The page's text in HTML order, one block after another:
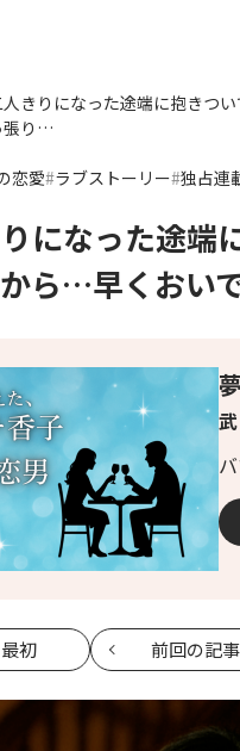
人きりになった途端に抱きつ
張り…
恋愛 ラブストーリー 独占連
になった途端
ら…早くおい
最初 前回の記